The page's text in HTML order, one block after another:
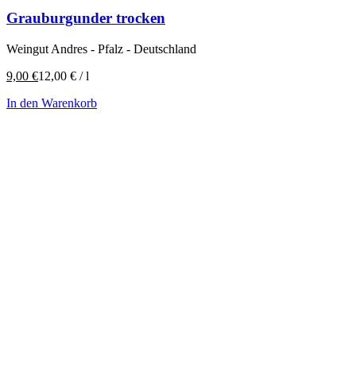
Grauburgunder trocken
Weingut Andres - Pfalz - Deutschland
9,00 €12,00 € /l
In den Warenkorb